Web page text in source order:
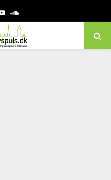
YoutubeSoundcloud